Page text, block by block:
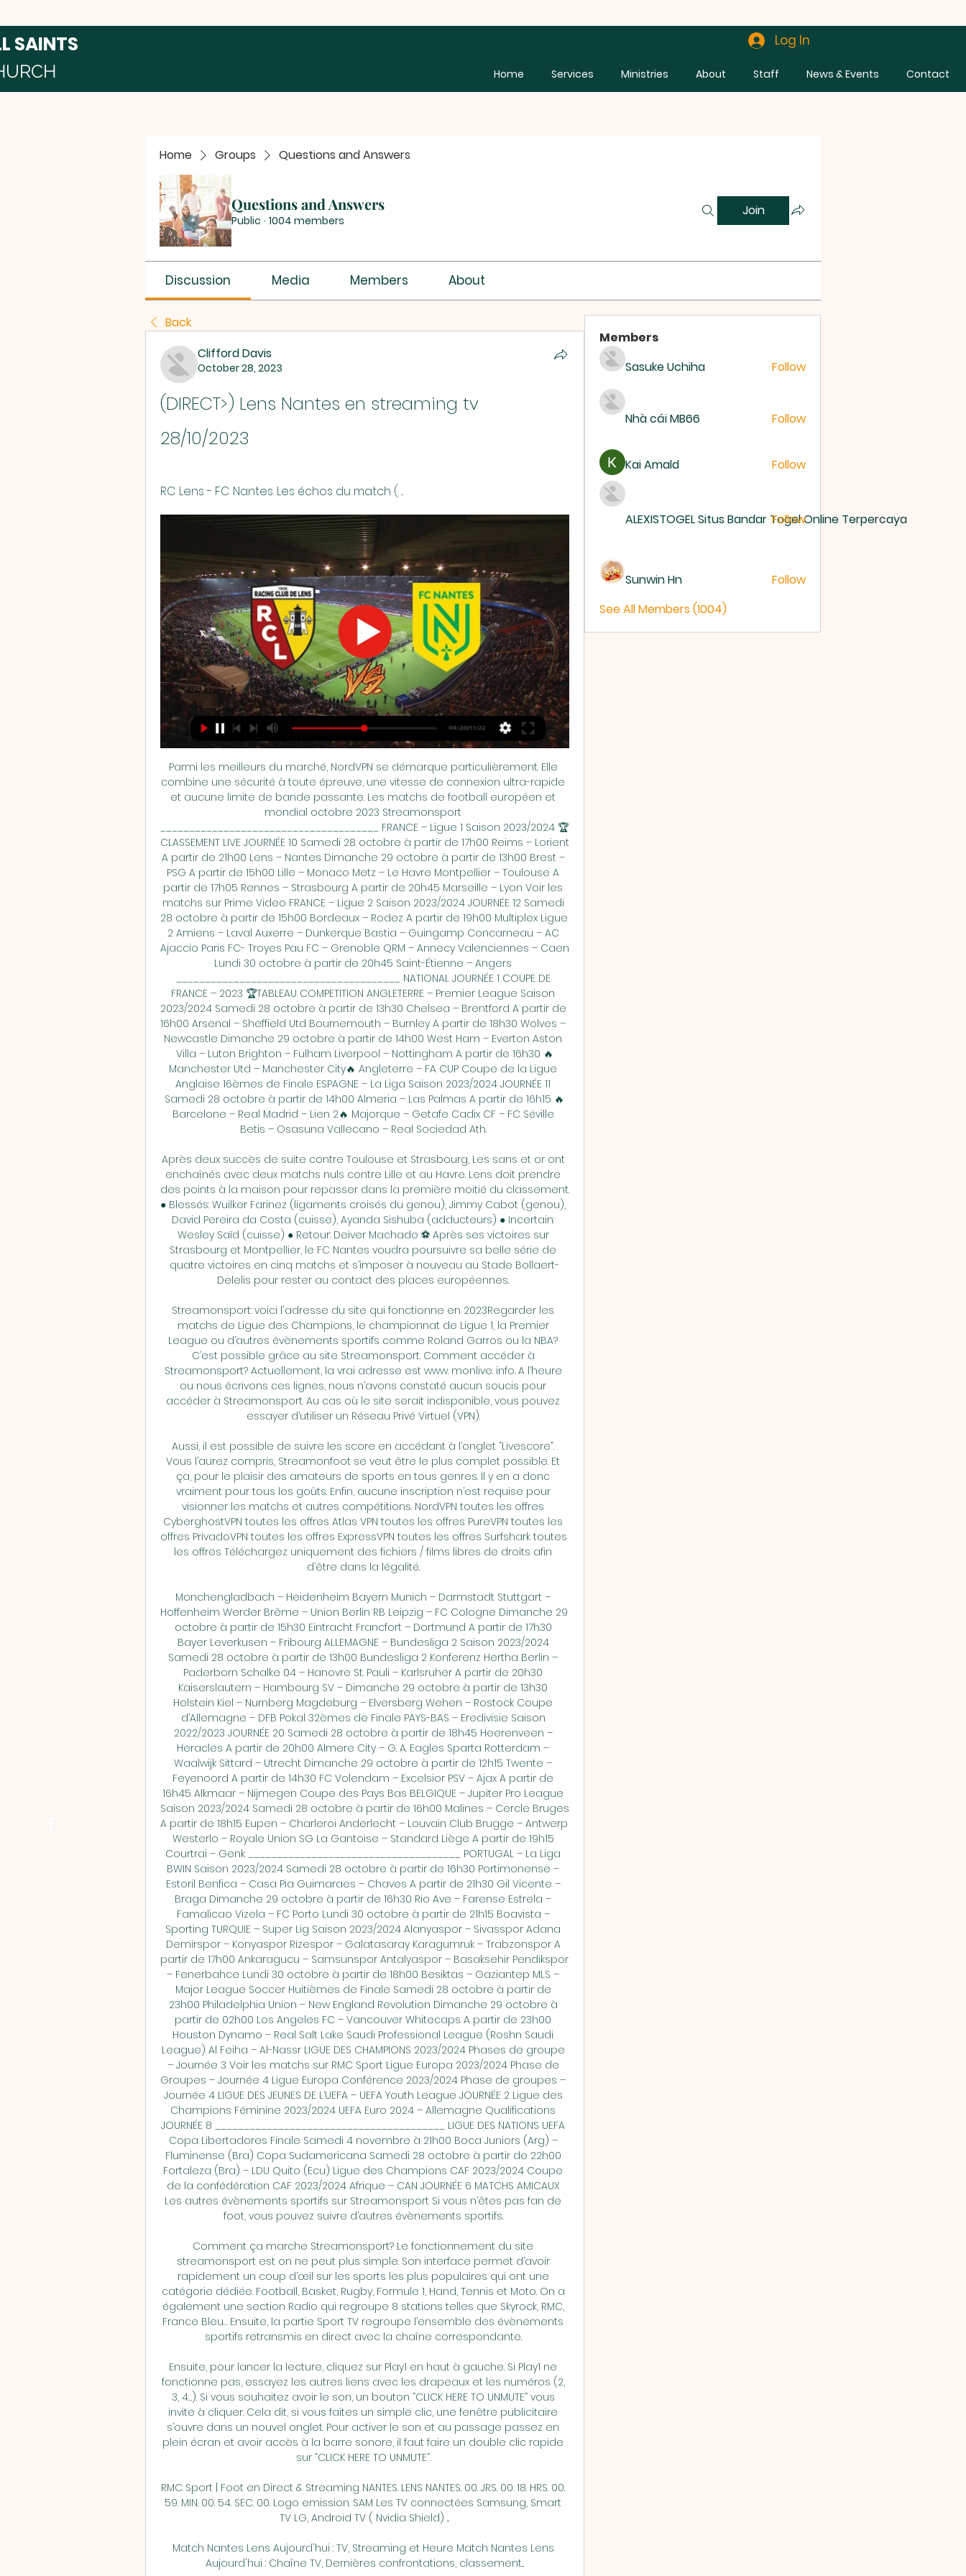
SAINTS Log In
Home Services Ministries About Staff News & Events Contact
Home Groups Questions and Answers
Questions and Answers
Public · 1004 members
Join
Discussion Media Members About
Back
Clifford Davis
October 28, 2023
(DIRECT>) Lens Nantes en streaming tv
28/10/2023
RC Lens - FC Nantes. Les échos du match ( ...
Parmi les meilleurs du marché, NordVPN se démarque particulièrement. Elle combine une sécurité à toute épreuve, une vitesse de connexion ultra-rapide et aucune limite de bande passante. Les matchs de football européen et mondial octobre 2023 Streamonsport ______________________________________ FRANCE – Ligue 1 Saison 2023/2024 🏆CLASSEMENT LIVE JOURNÉE 10 Samedi 28 octobre à partir de 17h00 Reims – Lorient A partir de 21h00 Lens – Nantes Dimanche 29 octobre à partir de 13h00 Brest – PSG A partir de 15h00 Lille – Monaco Metz – Le Havre Montpellier – Toulouse A partir de 17h05 Rennes – Strasbourg A partir de 20h45 Marseille – Lyon Voir les matchs sur Prime Video FRANCE – Ligue 2 Saison 2023/2024 JOURNÉE 12 Samedi 28 octobre à partir de 15h00 Bordeaux – Rodez A partir de 19h00 Multiplex Ligue 2 Amiens – Laval Auxerre – Dunkerque Bastia – Guingamp Concarneau – AC Ajaccio Paris FC- Troyes Pau FC – Grenoble QRM – Annecy Valenciennes – Caen Lundi 30 octobre à partir de 20h45 Saint-Étienne – Angers _______________________________________ NATIONAL JOURNÉE 1 COUPE DE FRANCE – 2023 🏆TABLEAU COMPETITION ANGLETERRE – Premier League Saison 2023/2024 Samedi 28 octobre à partir de 13h30 Chelsea – Brentford A partir de 16h00 Arsenal – Sheffield Utd Bournemouth – Burnley A partir de 18h30 Wolves – Newcastle Dimanche 29 octobre à partir de 14h00 West Ham – Everton Aston Villa – Luton Brighton – Fulham Liverpool – Nottingham A partir de 16h30 🔥Manchester Utd – Manchester City🔥 Angleterre – FA CUP Coupe de la Ligue Anglaise 16èmes de Finale ESPAGNE – La Liga Saison 2023/2024 JOURNÉE 11 Samedi 28 octobre à partir de 14h00 Almeria – Las Palmas A partir de 16h15 🔥Barcelone – Real Madrid – Lien 2🔥 Majorque – Getafe Cadix CF – FC Séville Betis – Osasuna Vallecano – Real Sociedad Ath. 

Après deux succès de suite contre Toulouse et Strasbourg, Les sans et or ont enchaînés avec deux matchs nuls contre Lille et au Havre. Lens doit prendre des points à la maison pour repasser dans la première moitié du classement. ● Blessés: Wuilker Farinez (ligaments croisés du genou), Jimmy Cabot (genou), David Pereira da Costa (cuisse), Ayanda Sishuba (adducteurs) ● Incertain: Wesley Saïd (cuisse) ● Retour: Deiver Machado ⚽️ Après ses victoires sur Strasbourg et Montpellier, le FC Nantes voudra poursuivre sa belle série de quatre victoires en cinq matchs et s’imposer à nouveau au Stade Bollaert-Delelis pour rester au contact des places européennes. 

Streamonsport: voici l'adresse du site qui fonctionne en 2023Regarder les matchs de Ligue des Champions, le championnat de Ligue 1, la Premier League ou d’autres évènements sportifs comme Roland Garros ou la NBA? C’est possible grâce au site Streamonsport. Comment accéder à Streamonsport? Actuellement, la vrai adresse est www. monlive. info. A l’heure ou nous écrivons ces lignes, nous n’avons constaté aucun soucis pour accéder à Streamonsport. Au cas où le site serait indisponible, vous pouvez essayer d’utiliser un Réseau Privé Virtuel (VPN). 

Aussi, il est possible de suivre les score en accédant à l’onglet “Livescore”. Vous l’aurez compris, Streamonfoot se veut être le plus complet possible. Et ça, pour le plaisir des amateurs de sports en tous genres. Il y en a donc vraiment pour tous les goûts. Enfin, aucune inscription n’est requise pour visionner les matchs et autres compétitions. NordVPN toutes les offres CyberghostVPN toutes les offres Atlas VPN toutes les offres PureVPN toutes les offres PrivadoVPN toutes les offres ExpressVPN toutes les offres Surfshark toutes les offres Téléchargez uniquement des fichiers / films libres de droits afin d’être dans la légalité. 

Monchengladbach – Heidenheim Bayern Munich – Darmstadt Stuttgart – Hoffenheim Werder Brême – Union Berlin RB Leipzig – FC Cologne Dimanche 29 octobre à partir de 15h30 Eintracht Francfort – Dortmund A partir de 17h30 Bayer Leverkusen – Fribourg ALLEMAGNE – Bundesliga 2 Saison 2023/2024 Samedi 28 octobre à partir de 13h00 Bundesliga 2 Konferenz Hertha Berlin – Paderborn Schalke 04 – Hanovre St. Pauli – Karlsruher A partir de 20h30 Kaiserslautern – Hambourg SV – Dimanche 29 octobre à partir de 13h30 Holstein Kiel – Nurnberg Magdeburg – Elversberg Wehen – Rostock Coupe d’Allemagne – DFB Pokal 32èmes de Finale PAYS-BAS – Eredivisie Saison 2022/2023 JOURNÉE 20 Samedi 28 octobre à partir de 18h45 Heerenveen – Heracles A partir de 20h00 Almere City – G. A. Eagles Sparta Rotterdam – Waalwijk Sittard – Utrecht Dimanche 29 octobre à partir de 12h15 Twente – Feyenoord A partir de 14h30 FC Volendam – Excelsior PSV – Ajax A partir de 16h45 Alkmaar – Nijmegen Coupe des Pays Bas BELGIQUE – Jupiter Pro League Saison 2023/2024 Samedi 28 octobre à partir de 16h00 Malines – Cercle Bruges A partir de 18h15 Eupen – Charleroi Anderlecht – Louvain Club Brugge – Antwerp Westerlo – Royale Union SG La Gantoise – Standard Liège A partir de 19h15 Courtrai – Genk _____________________________________ PORTUGAL – La Liga BWIN Saison 2023/2024 Samedi 28 octobre à partir de 16h30 Portimonense – Estoril Benfica – Casa Pia Guimaraes – Chaves A partir de 21h30 Gil Vicente – Braga Dimanche 29 octobre à partir de 16h30 Rio Ave – Farense Estrela – Famalicao Vizela – FC Porto Lundi 30 octobre à partir de 21h15 Boavista – Sporting TURQUIE – Super Lig Saison 2023/2024 Alanyaspor – Sivasspor Adana Demirspor – Konyaspor Rizespor – Galatasaray Karagumruk – Trabzonspor A partir de 17h00 Ankaragucu – Samsunspor Antalyaspor – Basaksehir Pendikspor – Fenerbahce Lundi 30 octobre à partir de 18h00 Besiktas – Gaziantep MLS – Major League Soccer Huitièmes de Finale Samedi 28 octobre à partir de 23h00 Philadelphia Union – New England Revolution Dimanche 29 octobre à partir de 02h00 Los Angeles FC – Vancouver Whitecaps A partir de 23h00 Houston Dynamo – Real Salt Lake Saudi Professional League (Roshn Saudi League) Al Feiha – Al-Nassr LIGUE DES CHAMPIONS 2023/2024 Phases de groupe – Journée 3 Voir les matchs sur RMC Sport Ligue Europa 2023/2024 Phase de Groupes – Journée 4 Ligue Europa Conférence 2023/2024 Phase de groupes – Journée 4 LIGUE DES JEUNES DE L’UEFA – UEFA Youth League JOURNÉE 2 Ligue des Champions Féminine 2023/2024 UEFA Euro 2024 – Allemagne Qualifications JOURNÉE 8 ________________________________________ LIGUE DES NATIONS UEFA Copa Libertadores Finale Samedi 4 novembre à 21h00 Boca Juniors (Arg) – Fluminense (Bra) Copa Sudamericana Samedi 28 octobre à partir de 22h00 Fortaleza (Bra) – LDU Quito (Ecu) Ligue des Champions CAF 2023/2024 Coupe de la confédération CAF 2023/2024 Afrique – CAN JOURNÉE 6 MATCHS AMICAUX Les autres évènements sportifs sur Streamonsport Si vous n’êtes pas fan de foot, vous pouvez suivre d’autres évènements sportifs. 

Comment ça marche Streamonsport? Le fonctionnement du site streamonsport est on ne peut plus simple. Son interface permet d’avoir rapidement un coup d’œil sur les sports les plus populaires qui ont une catégorie dédiée. Football, Basket, Rugby, Formule 1, Hand, Tennis et Moto. On a également une section Radio qui regroupe 8 stations telles que Skyrock, RMC, France Bleu… Ensuite, la partie Sport TV regroupe l’ensemble des évènements sportifs retransmis en direct avec la chaîne correspondante. 

Ensuite, pour lancer la lecture, cliquez sur Play1 en haut à gauche. Si Play1 ne fonctionne pas, essayez les autres liens avec les drapeaux et les numéros (2, 3, 4…). Si vous souhaitez avoir le son, un bouton “CLICK HERE TO UNMUTE” vous invite à cliquer. Cela dit, si vous faites un simple clic, une fenêtre publicitaire s’ouvre dans un nouvel onglet. Pour activer le son et au passage passez en plein écran et avoir accès à la barre sonore, il faut faire un double clic rapide sur “CLICK HERE TO UNMUTE“. 

RMC Sport | Foot en Direct & Streaming NANTES. LENS NANTES. 00. JRS. 00. 18. HRS. 00. 59. MIN. 00. 54. SEC. 00. Logo emission. SAM Les TV connectées Samsung, Smart TV LG, Android TV ( Nvidia Shield) ...

Match Nantes Lens Aujourd'hui : TV, Streaming et Heure Match Nantes Lens Aujourd'hui : Chaîne TV, Dernières confrontations, classement...

Regarder le tennis avec, la Formule 1, le Moto GP, le championnat TOP14 de Rugby, les grands évènements tennis, ou encore les matchs de basket de la NBA ou de football américain NFL! Il y en a en général pour tous les goûts. Voici ci-dessous les évènements sportifs du jour à suivre en direct. Tennis – Coupe Davis Formule 1 – Grand Prix F1 du Mexique Samedi 28 octobre à partir de 00h00 Essais Libres 2 A partir de 19h30 Essais Libre 3 Dimanche 29 octobre à partir de 21h00 La Course Grand Prix F1 du Mexique Streaming MotoGP – Grand Prix Buriram (Thaïlande) Vendredi 27 octobre à partir de 10h00 Course Sprint Basketball – EuroLigue JOURNÉE 5 Vendredi 27 octobre à partir de 19h00 Zalgiris Kaunas – Valence Lyon-Villeurbanne – Virtus Bologna A partir de 20h15 Panathinaikos – Baskonia Bayern – Fenerbahce Basketball – NBA Pré Saison Dimanche 29 octobre à partir de 01h00 Detroit Pistons – Chicago Bulls New Orleans Pelicans – New York Knicks Washington Wizards – Memphis Grizzlies A partir de 01h30 Cleveland Cavaliers – Indiana Pacers Toronto Raptors – Philadelphia 76ers A partir de 02h00 Minnesota Timberwolves – Miami Heat A partir de 03h00 Phoenix Suns – Utah Jazz Dimanche 29 octobre à partir de 20h30 Oklahoma City Thunder – Denver Nuggets Lundi 30 octobre à partir de 00h00 Houston Rockets – Golden State Warriors Milwaukee Bucks – Atlanta Hawks A partir de 00h30 Philadelphia 76ers – Portland Trail Blazers Los Angeles Clippers – San Antonio Spurs Sacramento Kings – Los Angeles Lakers Football Américain – NFL JOURNÉE 7 Coupe du Monde de Rugby – France 2023 Samedi 28 octobre à partir de 21h00 Nouvelle-Zélande – Afrique du Sud Tournoi des 6 Nations 2024 Rugby Test Match European Rugby Champions Cup Challenge Cup Rugby TOP 14 JOURNÉE 4 Aviron Bayonnais – Stade Français A partir de 16h05 Lyon OU – ASM Clermont Montpellier – Racing 92 RC Toulon – Oyonnax Rugby USA Perpignan – Section Paloise A partir de 18h10 Stade Rochelais – Ca
Members
Sasuke Uchiha
Follow
Nhà cái MB66 Follow
Kai Amald Follow
ALEXISTOGEL Situs Bandar Togel Online Terpercaya
Follow
Sunwin Hn
Follow
See All Members (1004)